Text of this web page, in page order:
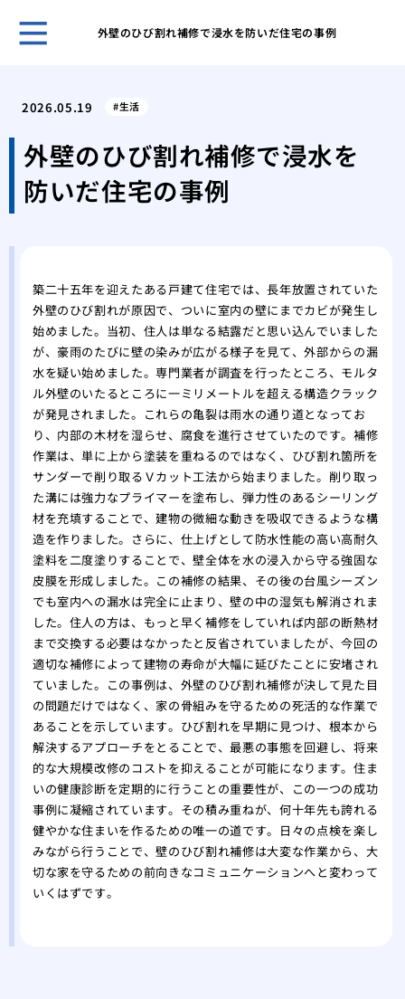
外壁のひび割れ補修で浸水を防いだ住宅の事例
が
後
フ
マ
く
2026.05.19 生活
外壁のひび割れ補修で浸水を
防いだ住宅の事例
築二十五年を迎えたある戸建て住宅では、長年放置されていた
外壁のひび割れが原因で、ついに室内の壁にまでカビが発生し
始めました。当初、住人は単なる結露だと思い込んでいました
が、豪雨のたびに壁の染みが広がる様子を見て、外部からの漏
水を疑い始めました。専門業者が調査を行ったところ、モルタ
ル外壁のいたるところに一ミリメートルを超える構造クラック
が発見されました。これらの亀裂は雨水の通り道となってお
り、内部の木材を湿らせ、腐食を進行させていたのです。補修
作業は、単に上から塗装を重ねるのではなく、ひび割れ箇所を
サンダーで削り取るＶカット工法から始まりました。削り取っ
た溝には強力なプライマーを塗布し、弾力性のあるシーリング
材を充填することで、建物の微細な動きを吸収できるような構
造を作りました。さらに、仕上げとして防水性能の高い高耐久
塗料を二度塗りすることで、壁全体を水の浸入から守る強固な
皮膜を形成しました。この補修の結果、その後の台風シーズン
でも室内への漏水は完全に止まり、壁の中の湿気も解消されま
した。住人の方は、もっと早く補修をしていれば内部の断熱材
まで交換する必要はなかったと反省されていましたが、今回の
適切な補修によって建物の寿命が大幅に延びたことに安堵され
ていました。この事例は、外壁のひび割れ補修が決して見た目
の問題だけではなく、家の骨組みを守るための死活的な作業で
あることを示しています。ひび割れを早期に見つけ、根本から
解決するアプローチをとることで、最悪の事態を回避し、将来
的な大規模改修のコストを抑えることが可能になります。住ま
いの健康診断を定期的に行うことの重要性が、この一つの成功
事例に凝縮されています。その積み重ねが、何十年先も誇れる
健やかな住まいを作るための唯一の道です。日々の点検を楽し
みながら行うことで、壁のひび割れ補修は大変な作業から、大
切な家を守るための前向きなコミュニケーションへと変わって
いくはずです。